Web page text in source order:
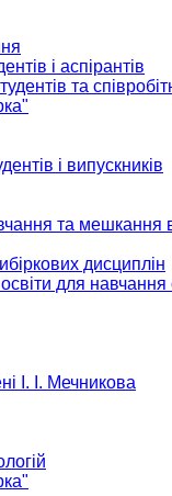
і аспірантів
та
і випускників
та мешкання
дисциплін
для
І. І. Мечникова